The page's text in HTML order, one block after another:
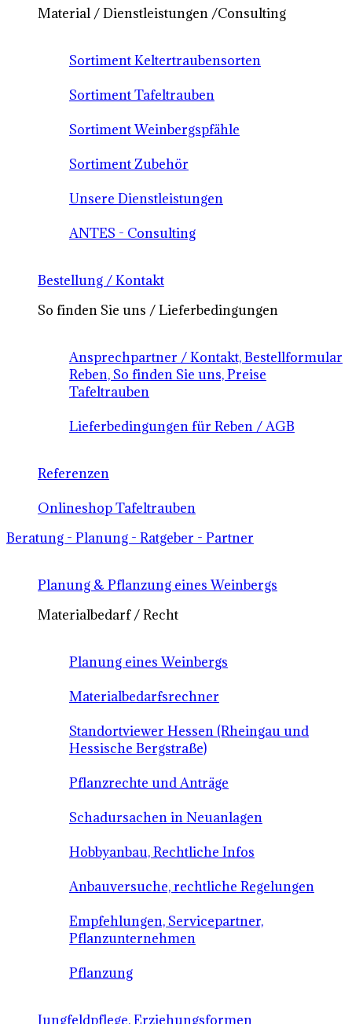
Material / Dienstleistungen /Consulting
Sortiment Keltertraubensorten
Sortiment Tafeltrauben
Sortiment Weinbergspfähle
Sortiment Zubehör
Unsere Dienstleistungen
ANTES - Consulting
Bestellung / Kontakt
So finden Sie uns / Lieferbedingungen
Ansprechpartner / Kontakt, Bestellformular
Reben, So finden Sie uns, Preise
Tafeltrauben
Lieferbedingungen für Reben / AGB
Referenzen
Onlineshop Tafeltrauben
Beratung - Planung - Ratgeber - Partner
Planung & Pflanzung eines Weinbergs
Materialbedarf / Recht
Planung eines Weinbergs
Materialbedarfsrechner
Standortviewer Hessen (Rheingau und
Hessische Bergstraße)
Pflanzrechte und Anträge
Schadursachen in Neuanlagen
Hobbyanbau, Rechtliche Infos
Anbauversuche, rechtliche Regelungen
Empfehlungen, Servicepartner,
Pflanzunternehmen
Pflanzung
Jungfeldpflege, Erziehungsformen